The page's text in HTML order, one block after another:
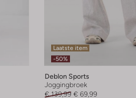
Laatste item
-50%
Deblon Sports
Joggingbroek
€ 139,99 € 69,99